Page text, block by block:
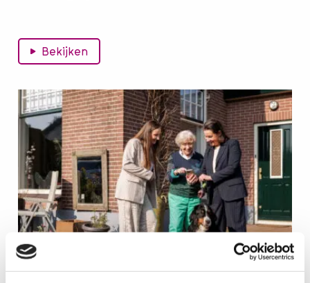
Bekijken
Lees
meer
over
Huis
(ver)kopen
zonder
stress